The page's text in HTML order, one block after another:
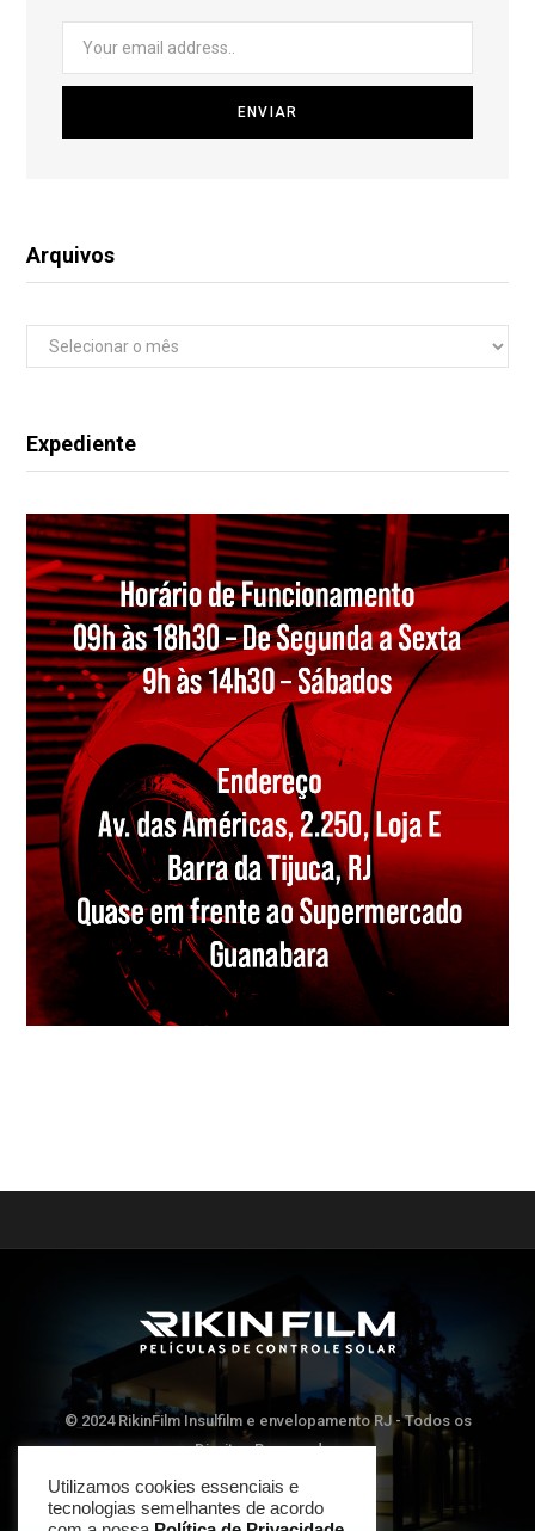
Arquivos
Arquivos
Expediente
© 2024 RikinFilm Insulfilm e envelopamento RJ - Todos os
Direitos Reservados
TOP
Utilizamos cookies essenciais e
tecnologias semelhantes de acordo